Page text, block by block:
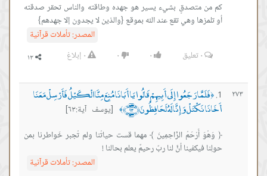
كم من متصدقٍ بشيء يسير هو جهده وطاقته والناس تحقر صدقته
أو تلمزها وهي تقع عند الله بموقع {والذين لا يجدون إلا جهدهم}
المصدر:تأملات قرآنية
٠تعليق ٠ ٠ ٠ إبلاغ
٢٧٣ ﴿فَلَمَّا رَجَعُوا إِلَى أَبِيهِمْ قَالُوا يَا أَبَانَا مُنِعَ مِنَّا الْكَيْلُ فَأَرْسِلْ مَعَنَا
أَخَانَا نَكْتَلْ وَإِنَّا لَهُ لَحَافِظُونَ ﴿٦٣﴾ ﴾
[يوسف آية:٦٣]
﴿ وَهُوَ أَرْحَمُ الرَّاحِمِينَ ﴾ مهما قست حياتُنا ولم تُجبر خَواطرنا بمن
حولِنا فيكفينا أنَّ لنا ربٌ رحيمٌ يعلم بحالنا !
المصدر:تأملات قرآنية